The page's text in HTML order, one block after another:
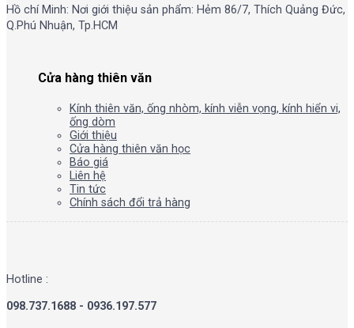
Hồ chí Minh: Nơi giới thiệu sản phẩm: Hẻm 86/7, Thích Quảng Đức,
Q.Phú Nhuận, Tp.HCM
Cửa hàng thiên văn
Kính thiên văn, ống nhòm, kính viễn vọng, kính hiển vi,
ống dòm
Giới thiệu
Cửa hàng thiên văn học
Báo giá
Liên hệ
Tin tức
Chính sách đổi trả hàng
Hotline :
098.737.1688 - 0936.197.577